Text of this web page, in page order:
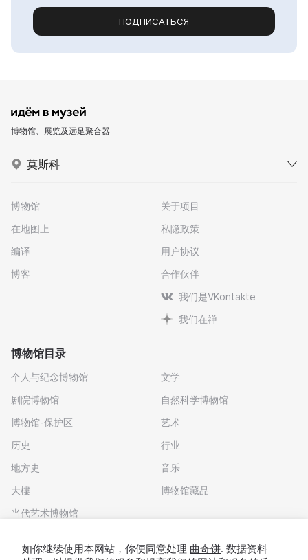
ПОДПИСАТЬСЯ
博物馆、展览及远足聚合器
莫斯科
博物馆
在地图上
编译
博客
关于项目
私隐政策
用户协议
合作伙伴
我们是VKontakte
我们在禅
博物馆目录
个人与纪念博物馆
剧院博物馆
博物馆-保护区
历史
地方史
大樓
当代艺术博物馆
文学
自然科学博物馆
艺术
行业
音乐
博物馆藏品
如你继续使用本网站，你便同意处理 曲奇饼. 数据资料